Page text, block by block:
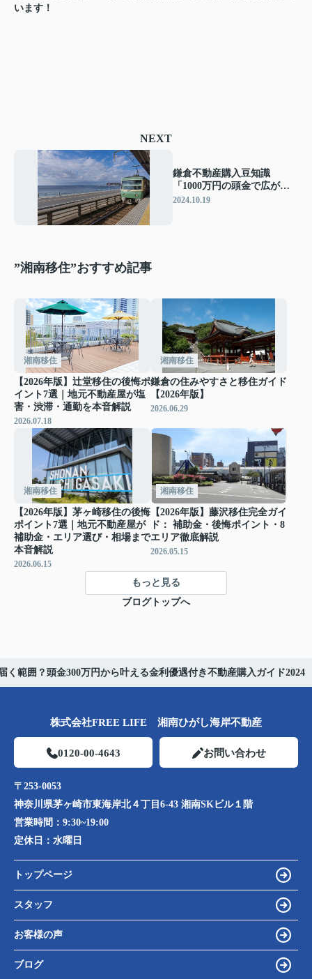
います！
NEXT
鎌倉不動産購入豆知識
「1000万円の頭金で広がる
可能性と金利優遇のメリッ
2024.10.19
”湘南移住”おすすめ記事
湘南移住
【2026年版】辻堂移住の後悔ポ
イント7選｜地元不動産屋が塩
害・渋滞・通勤を本音解説
2026.07.18
湘南移住
鎌倉の住みやすさと移住ガイド
【2026年版】
2026.06.29
湘南移住
【2026年版】茅ヶ崎移住の後悔
ポイント7選｜地元不動産屋が
補助金・エリア選び・相場まで
本音解説
2026.06.15
湘南移住
【2026年版】藤沢移住完全ガイ
ド： 補助金・後悔ポイント・8
エリア徹底解説
2026.05.15
もっと見る
ブログトップへ
く範囲？頭金300万円から叶える金利優遇付き不動産購入ガイド2024
株式会社FREE LIFE 湘南ひがし海岸不動産
0120-00-4643 お問い合わせ
〒253-0053
神奈川県茅ヶ崎市東海岸北４丁目6-43 湘南SKビル１階
営業時間： 9:30~19:00
定休日： 水曜日
トップページ
スタッフ
お客様の声
ブログ